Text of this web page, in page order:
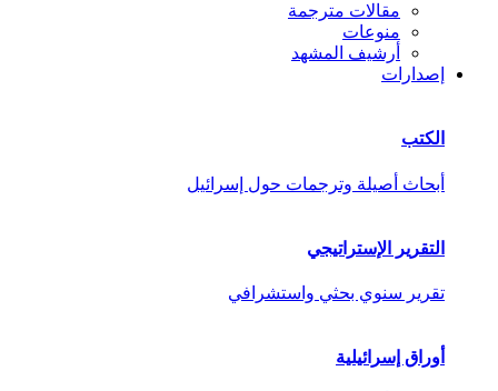
مقالات مترجمة
منوعات
أرشيف المشهد
إصدارات
الكتب
أبحاث أصيلة وترجمات حول إسرائيل
التقرير الإستراتيجي
تقرير سنوي بحثي واستشرافي
أوراق إسرائيلية